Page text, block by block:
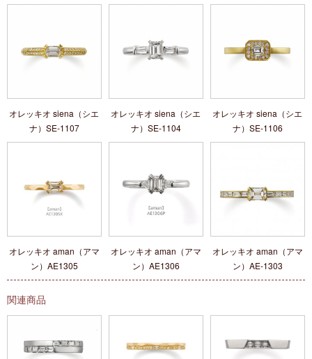
オレッキオ siena（シエ
ナ）SE‐1107
オレッキオ siena（シエ
ナ）SE‐1104
オレッキオ siena（シエ
ナ）SE‐1106
オレッキオ aman（アマ
ン）AE1305
オレッキオ aman（アマ
ン）AE1306
オレッキオ aman（アマ
ン）AE‐1303
関連商品